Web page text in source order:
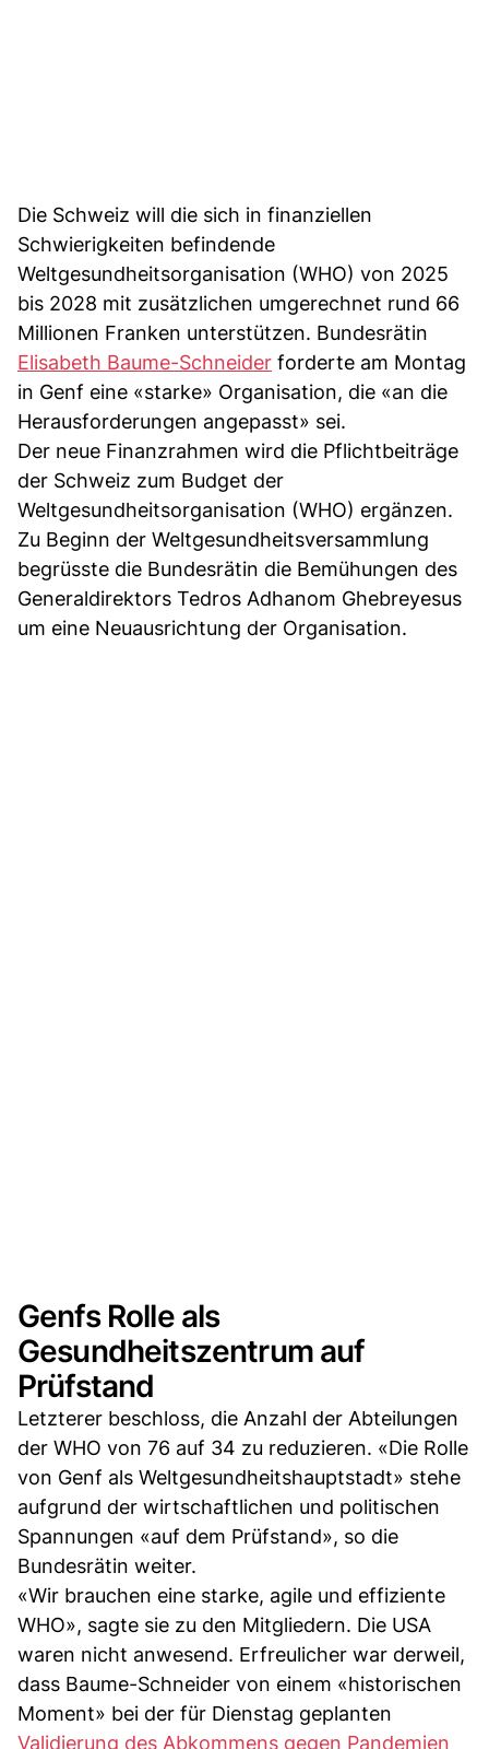
Die Schweiz will die sich in finanziellen
Schwierigkeiten befindende
Weltgesundheitsorganisation (WHO) von 2025
bis 2028 mit zusätzlichen umgerechnet rund 66
Millionen Franken unterstützen. Bundesrätin
Elisabeth Baume-Schneider forderte am Montag
in Genf eine «starke» Organisation, die «an die
Herausforderungen angepasst» sei.
Der neue Finanzrahmen wird die Pflichtbeiträge
der Schweiz zum Budget der
Weltgesundheitsorganisation (WHO) ergänzen.
Zu Beginn der Weltgesundheitsversammlung
begrüsste die Bundesrätin die Bemühungen des
Generaldirektors Tedros Adhanom Ghebreyesus
um eine Neuausrichtung der Organisation.
Genfs Rolle als
Gesundheitszentrum auf
Prüfstand
Letzterer beschloss, die Anzahl der Abteilungen
der WHO von 76 auf 34 zu reduzieren. «Die Rolle
von Genf als Weltgesundheitshauptstadt» stehe
aufgrund der wirtschaftlichen und politischen
Spannungen «auf dem Prüfstand», so die
Bundesrätin weiter.
«Wir brauchen eine starke, agile und effiziente
WHO», sagte sie zu den Mitgliedern. Die USA
waren nicht anwesend. Erfreulicher war derweil,
dass Baume-Schneider von einem «historischen
Moment» bei der für Dienstag geplanten
Validierung des Abkommens gegen Pandemien